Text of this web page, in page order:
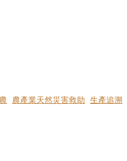
農產業天然災害救助 生產追溯